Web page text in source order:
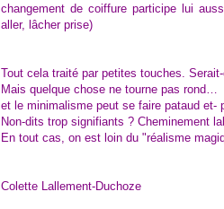
changement de coiffure participe lui
aller, lâcher prise)
Tout cela traité par petites touches.
Mais quelque chose ne tourne pas rond…
et le minimalisme peut se faire pataud et-
Non-dits trop signifiants ? Cheminement
En tout cas, on est loin du "réalisme
Colette Lallement-Duchoze